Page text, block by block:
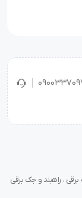
، راهبند و جک برقی